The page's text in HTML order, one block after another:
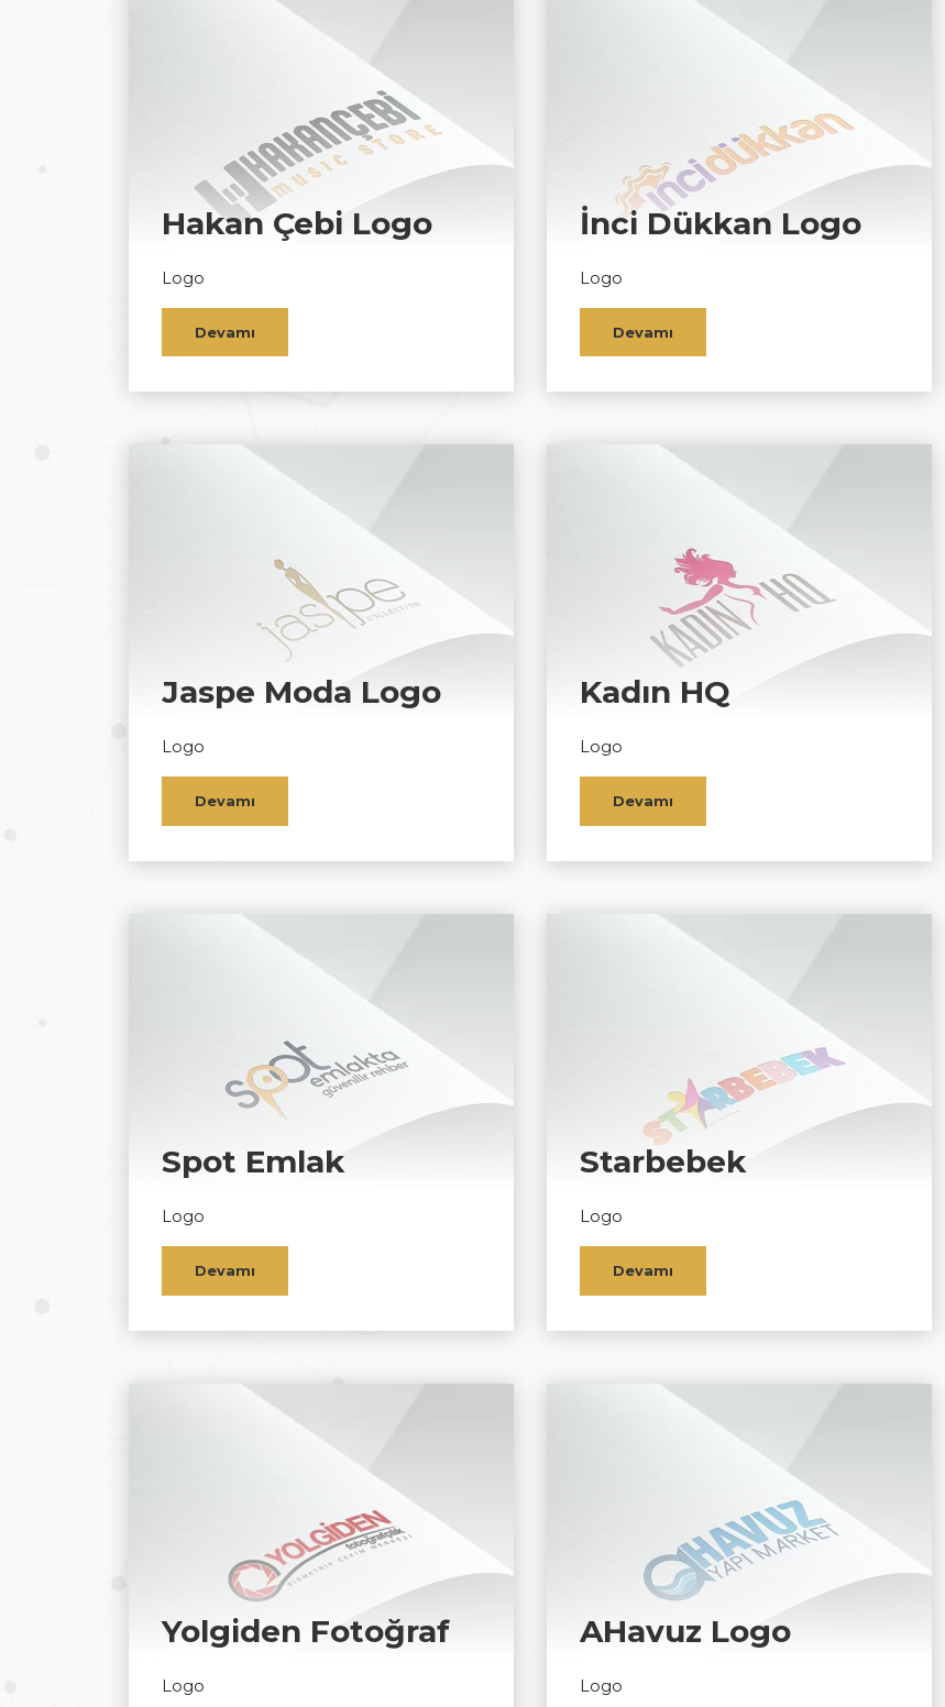
Hakan Çebi Logo
Logo
Devamı
İnci Dükkan Logo
Logo
Devamı
Jaspe Moda Logo
Logo
Devamı
Kadın HQ
Logo
Devamı
Spot Emlak
Logo
Devamı
Starbebek
Logo
Devamı
Yolgiden Fotoğraf
Logo
AHavuz Logo
Logo